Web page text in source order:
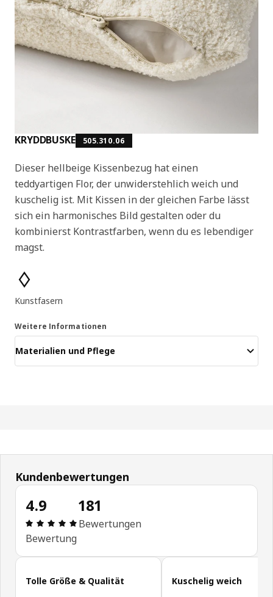
KRYDDBUSKE 505.310.06
Dieser hellbeige Kissenbezug hat einen
teddyartigen Flor, der unwiderstehlich weich und
kuschelig ist. Mit Kissen in der gleichen Farbe lässt
sich ein harmonisches Bild gestalten oder du
kombinierst Kontrastfarben, wenn du es lebendiger
magst.
Produktmerkmale
Kunstfasern
Weitere Informationen
Materialien und Pflege
Kundenbewertungen
4.9
Bewertung: 4.9 von 5 Sterne Alle Bewertungen:
Bewertung
181
Bewertungen
Kundenbewertungen überspringen
Tolle Größe & Qualität
Kuschelig weich